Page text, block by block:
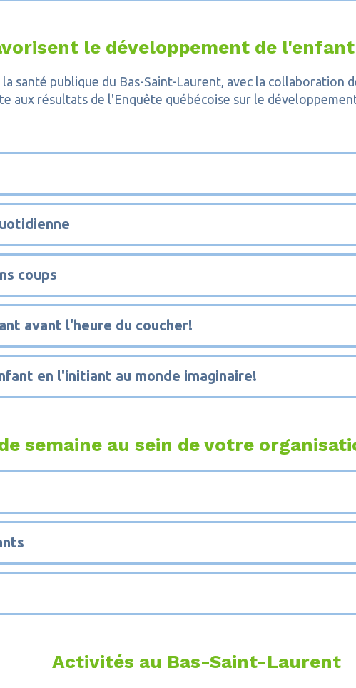
le développement de l'enfant
santé publique du Bas-Saint-Laurent, avec la collaboration
aux résultats de l'Enquête québécoise sur le
coups
avant l'heure du coucher!
en l'initiant au monde imaginaire!
semaine au sein de votre
Activités au Bas-Saint-Laurent